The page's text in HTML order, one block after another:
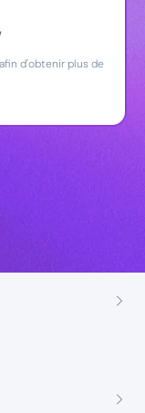
d'obtenir plus de